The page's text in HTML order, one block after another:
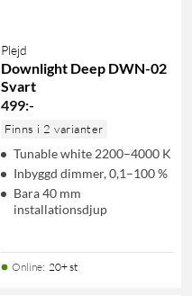
Plejd
Downlight Deep DWN-02
Svart
499:-
Finns i 2 varianter
Tunable white 2200–4000 K
Inbyggd dimmer, 0,1–100 %
Bara 40 mm
installationsdjup
Online: 20+ st